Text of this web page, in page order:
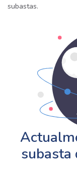
subastas.
subasta